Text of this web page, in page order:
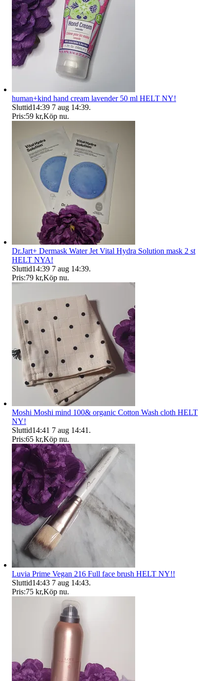
human+kind hand cream lavender 50 ml HELT NY!
Sluttid14:39 7 aug 14:39.
Pris:59 kr,Köp nu.
Dr.Jart+ Dermask Water Jet Vital Hydra Solution mask 2 st
HELT NYA!
Sluttid14:39 7 aug 14:39.
Pris:79 kr,Köp nu.
Moshi Moshi mind 100& organic Cotton Wash cloth HELT
NY!
Sluttid14:41 7 aug 14:41 .
Pris:65 kr,Köp nu.
Luvia Prime Vegan 216 Full face brush HELT NY!!
Sluttid14:43 7 aug 14:43.
Pris:75 kr,Köp nu.